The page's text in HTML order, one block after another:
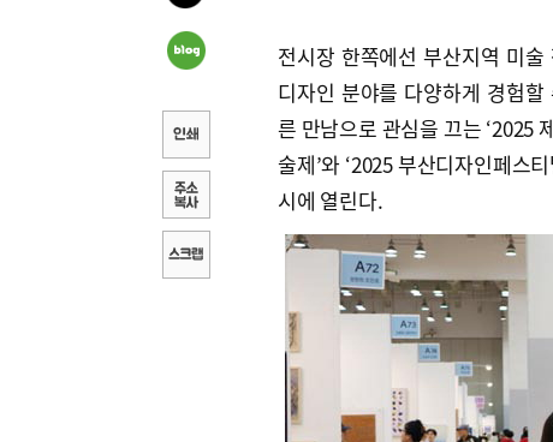
전시장 한쪽에선 부산지역 미
디자인 분야를 다양하게 경험
른 만남으로 관심을 끄는 ‘2025
술제’와 ‘2025 부산디자인페스
시에 열린다.